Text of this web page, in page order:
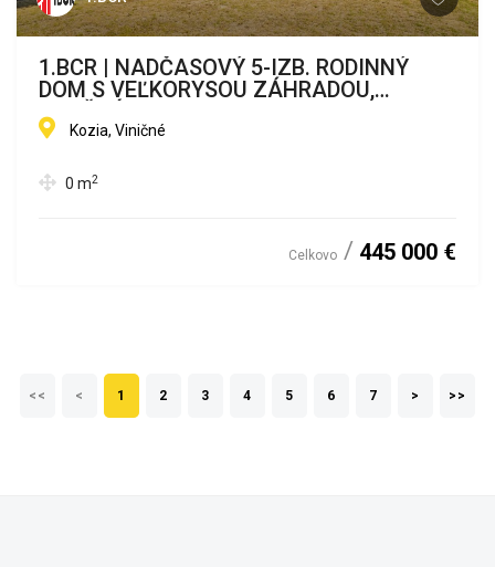
1.BCR | NADČASOVÝ 5-IZB. RODINNÝ
DOM S VEĽKORYSOU ZÁHRADOU,
VINIČNÉ
Kozia, Viničné
0 m2
Celkovo 445 000 €
<< < 1 2 3 4 5 6 7 > >>